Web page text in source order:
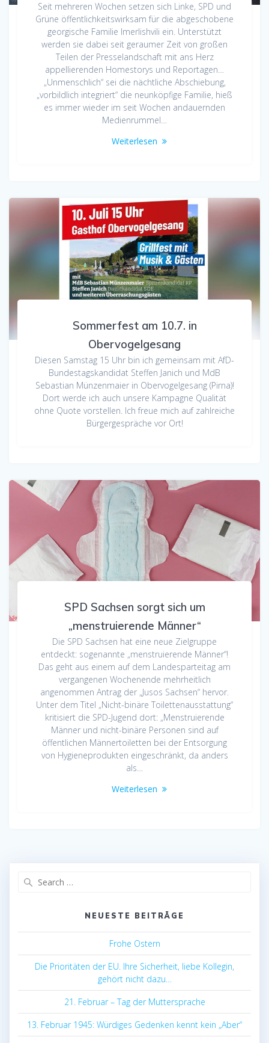
Seit mehreren Wochen setzen sich Linke, SPD und
Grüne öffentlichkeitswirksam für die abgeschobene
georgische Familie Imerlishvili ein. Unterstützt
werden sie dabei seit geraumer Zeit von großen
Teilen der Presselandschaft mit ans Herz
appellierenden Homestorys und Reportagen…
„Unmenschlich“ sei die nächtliche Abschiebung,
„vorbildlich integriert“ die neunköpfige Familie, hieß
es immer wieder im seit Wochen andauernden
Medienrummel…
Weiterlesen
Sommerfest am 10.7. in
Obervogelgesang
Diesen Samstag 15 Uhr bin ich gemeinsam mit AfD-
Bundestagskandidat Steffen Janich und MdB
Sebastian Münzenmaier in Obervogelgesang (Pirna)!
Dort werde ich auch unsere Kampagne Qualität
ohne Quote vorstellen. Ich freue mich auf zahlreiche
Bürgergespräche vor Ort!
SPD Sachsen sorgt sich um
„menstruierende Männer“
Die SPD Sachsen hat eine neue Zielgruppe
entdeckt: sogenannte „menstruierende Männer“!
Das geht aus einem auf dem Landesparteitag am
vergangenen Wochenende mehrheitlich
angenommen Antrag der „Jusos Sachsen“ hervor.
Unter dem Titel „Nicht-binäre Toilettenausstattung“
kritisiert die SPD-Jugend dort: „Menstruierende
Männer und nicht-binäre Personen sind auf
öffentlichen Männertoiletten bei der Entsorgung
von Hygieneprodukten eingeschränkt, da anders
als…
Weiterlesen
NEUESTE BEITRÄGE
Frohe Ostern
Die Prioritäten der EU. Ihre Sicherheit, liebe Kollegin,
gehört nicht dazu…
21. Februar – Tag der Muttersprache
13. Februar 1945: Würdiges Gedenken kennt kein „Aber“